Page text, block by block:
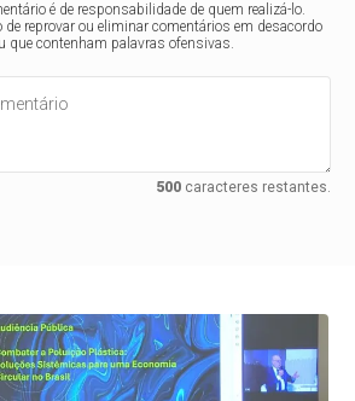
é de responsabilidade de quem realizá-lo.
de reprovar ou eliminar comentários em desacordo
que contenham palavras ofensivas.
500caracteres restantes.